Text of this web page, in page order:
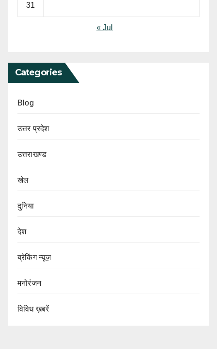
31
« Jul
Categories
Blog
उत्तर प्रदेश
उत्तराखण्ड
खेल
दुनिया
देश
ब्रेकिंग न्यूज़
मनोरंजन
विविध ख़बरें